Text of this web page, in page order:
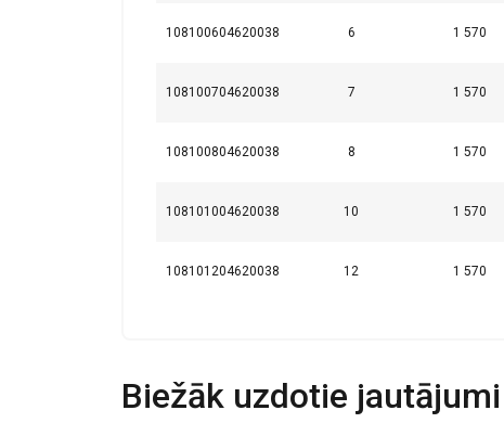
108100604620038 6 1 570
108100704620038 7 1 570
108100804620038 8 1 570
108101004620038 10 1 570
108101204620038 12 1 570
Biežāk uzdotie jautājumi